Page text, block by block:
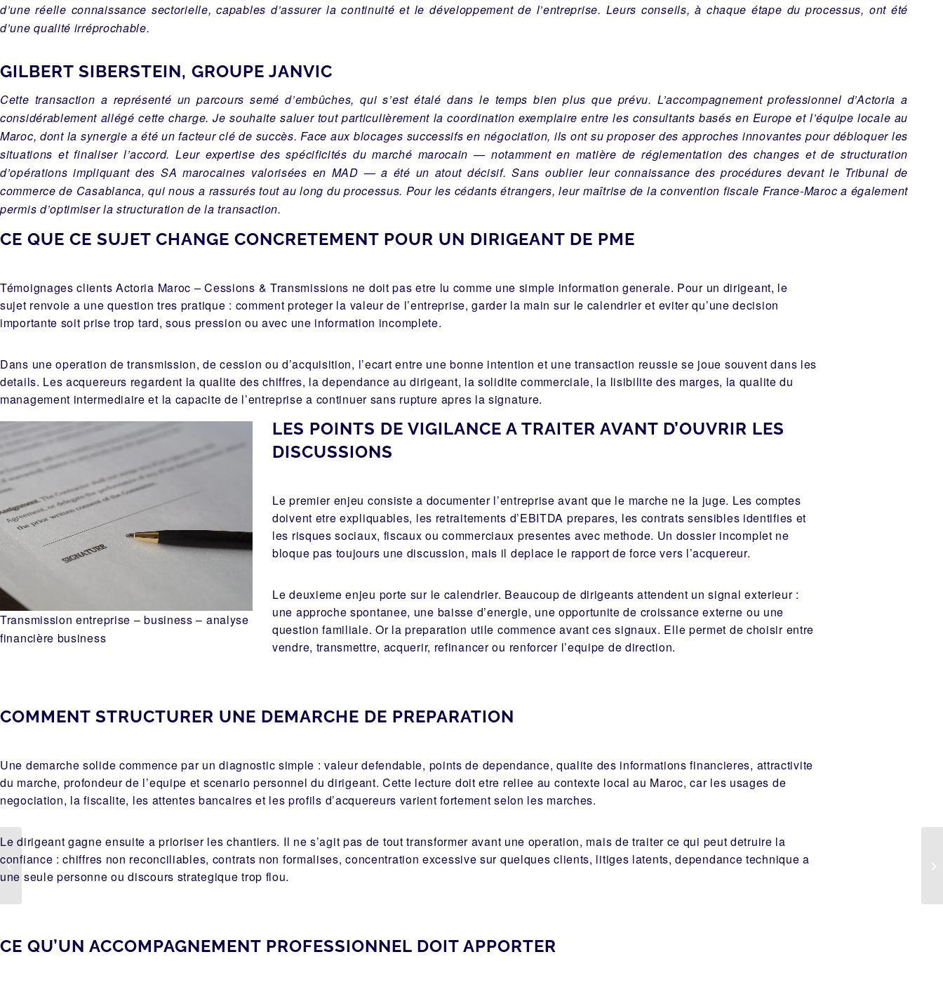
d’une réelle connaissance sectorielle, capables d’assurer la continuité et le développement de l’entreprise. Leurs conseils, à chaque étape du processus, ont été
d’une qualité irréprochable.
GILBERT SIBERSTEIN, GROUPE JANVIC
Cette transaction a représenté un parcours semé d’embûches, qui s’est étalé dans le temps bien plus que prévu. L’accompagnement professionnel d’Actoria a
considérablement allégé cette charge. Je souhaite saluer tout particulièrement la coordination exemplaire entre les consultants basés en Europe et l’équipe locale au
Maroc, dont la synergie a été un facteur clé de succès. Face aux blocages successifs en négociation, ils ont su proposer des approches innovantes pour débloquer les
situations et finaliser l’accord. Leur expertise des spécificités du marché marocain — notamment en matière de réglementation des changes et de structuration
d’opérations impliquant des SA marocaines valorisées en MAD — a été un atout décisif. Sans oublier leur connaissance des procédures devant le Tribunal de
commerce de Casablanca, qui nous a rassurés tout au long du processus. Pour les cédants étrangers, leur maîtrise de la convention fiscale France-Maroc a également
permis d’optimiser la structuration de la transaction.
CE QUE CE SUJET CHANGE CONCRETEMENT POUR UN DIRIGEANT DE PME
Témoignages clients Actoria Maroc – Cessions & Transmissions ne doit pas etre lu comme une simple information generale. Pour un dirigeant, le
sujet renvoie a une question tres pratique : comment proteger la valeur de l’entreprise, garder la main sur le calendrier et eviter qu’une decision
importante soit prise trop tard, sous pression ou avec une information incomplete.
Dans une operation de transmission, de cession ou d’acquisition, l’ecart entre une bonne intention et une transaction reussie se joue souvent dans les
details. Les acquereurs regardent la qualite des chiffres, la dependance au dirigeant, la solidite commerciale, la lisibilite des marges, la qualite du
management intermediaire et la capacite de l’entreprise a continuer sans rupture apres la signature.
Transmission entreprise – business – analyse
financière business
LES POINTS DE VIGILANCE A TRAITER AVANT D’OUVRIR LES
DISCUSSIONS
Le premier enjeu consiste a documenter l’entreprise avant que le marche ne la juge. Les comptes
doivent etre expliquables, les retraitements d’EBITDA prepares, les contrats sensibles identifies et
les risques sociaux, fiscaux ou commerciaux presentes avec methode. Un dossier incomplet ne
bloque pas toujours une discussion, mais il deplace le rapport de force vers l’acquereur.
Le deuxieme enjeu porte sur le calendrier. Beaucoup de dirigeants attendent un signal exterieur :
une approche spontanee, une baisse d’energie, une opportunite de croissance externe ou une
question familiale. Or la preparation utile commence avant ces signaux. Elle permet de choisir entre
vendre, transmettre, acquerir, refinancer ou renforcer l’equipe de direction.
COMMENT STRUCTURER UNE DEMARCHE DE PREPARATION
Une demarche solide commence par un diagnostic simple : valeur defendable, points de dependance, qualite des informations financieres, attractivite
du marche, profondeur de l’equipe et scenario personnel du dirigeant. Cette lecture doit etre reliee au contexte local au Maroc, car les usages de
negociation, la fiscalite, les attentes bancaires et les profils d’acquereurs varient fortement selon les marches.
Le dirigeant gagne ensuite a prioriser les chantiers. Il ne s’agit pas de tout transformer avant une operation, mais de traiter ce qui peut detruire la
confiance : chiffres non reconciliables, contrats non formalises, concentration excessive sur quelques clients, litiges latents, dependance technique a
une seule personne ou discours strategique trop flou.
CE QU’UN ACCOMPAGNEMENT PROFESSIONNEL DOIT APPORTER
Simplifier la cession
d’entreprise au Maroc